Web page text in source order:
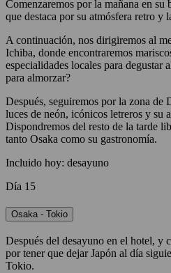
Comenzaremos por la mañana en
que destaca por su atmósfera retro y
A continuación, nos dirigiremos al
Ichiba, donde encontraremos
especialidades locales para degustar
para almorzar?
Después, seguiremos por la zona de
luces de neón, icónicos letreros y su
Dispondremos del resto de la tarde
tanto Osaka como su gastronomía.
Incluido hoy: desayuno
Día 15
Osaka - Tokio
Después del desayuno en el hotel, y
por tener que dejar Japón al día
Tokio.